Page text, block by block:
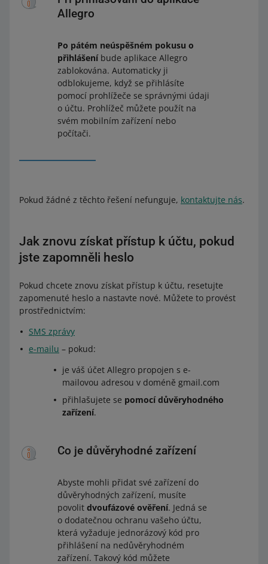
Allegro
Po pátém neúspěšném pokusu o
přihlášeníbude aplikace Allegro
zablokována. Automaticky ji
odblokujeme, když se přihlásíte
pomocí prohlížeče se správnými údaji
o účtu. Prohlížeč můžete použít na
svém mobilním zařízení nebo
počítači.
Pokud žádné z těchto řešení nefunguje, kontaktujte nás.
Jak znovu získat přístup k účtu, pokud
jste zapomněli heslo
Pokud chcete znovu získat přístup k účtu, resetujte
zapomenuté heslo a nastavte nové. Můžete to provést
prostřednictvím:
SMS zprávy
e-mailu – pokud:
je váš účet Allegro propojen s e-
mailovou adresou v doméně gmail.com
přihlašujete se pomocí důvěryhodného
zařízení.
Co je důvěryhodné zařízení
Abyste mohli přidat své zařízení do
důvěryhodných zařízení, musíte
povolit dvoufázové ověření. Jedná se
o dodatečnou ochranu vašeho účtu,
která vyžaduje jednorázový kód pro
přihlášení na nedůvěryhodném
zařízení. Takový kód můžete